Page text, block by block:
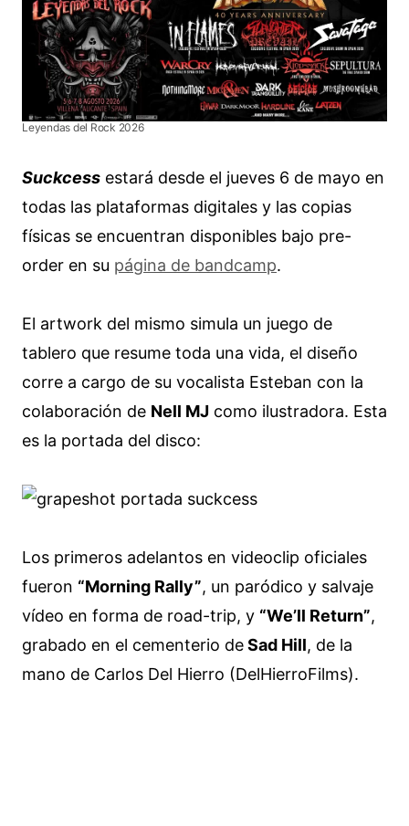
Leyendas del Rock 2026
Suckcess estará desde el jueves 6 de mayo en
todas las plataformas digitales y las copias
físicas se encuentran disponibles bajo pre-
order en su página de bandcamp.
El artwork del mismo simula un juego de
tablero que resume toda una vida, el diseño
corre a cargo de su vocalista Esteban con la
colaboración de Nell MJ como ilustradora. Esta
es la portada del disco:
Los primeros adelantos en videoclip oficiales
fueron “Morning Rally”, un paródico y salvaje
vídeo en forma de road-trip, y “We’ll Return”,
grabado en el cementerio deSad Hill, de la
mano de Carlos Del Hierro (DelHierroFilms).